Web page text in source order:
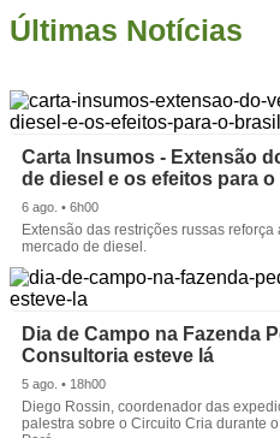
Últimas Notícias
Carta Insumos - Extensão
de diesel e os efeitos para o
6 ago. • 6h00
Extensão das restrições russas
mercado de diesel.
Dia de Campo na Fazenda
Consultoria esteve lá
5 ago. • 18h00
Diego Rossin, coordenador das
palestra sobre o Circuito Cria durante